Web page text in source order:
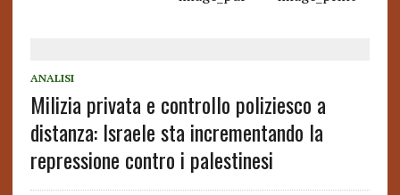
ANALISI
Milizia privata e controllo poliziesco a
distanza: Israele sta incrementando la
repressione contro i palestinesi